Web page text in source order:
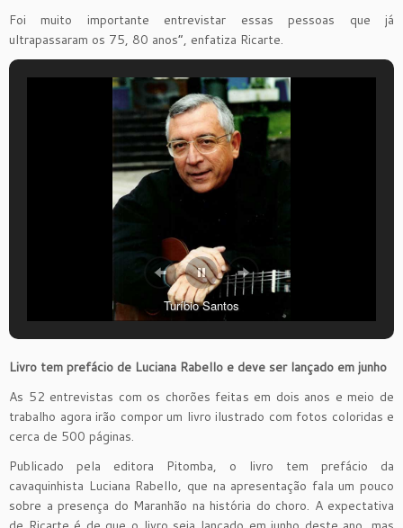
Foi muito importante entrevistar essas pessoas que já
ultrapassaram os 75, 80 anos”, enfatiza Ricarte.
Turíbio Santos
Livro tem prefácio de Luciana Rabello e deve ser lançado em junho
As 52 entrevistas com os chorões feitas em dois anos e meio de
trabalho agora irão compor um livro ilustrado com fotos coloridas e
cerca de 500 páginas.
Publicado pela editora Pitomba, o livro tem prefácio da
cavaquinhista Luciana Rabello, que na apresentação fala um pouco
sobre a presença do Maranhão na história do choro. A expectativa